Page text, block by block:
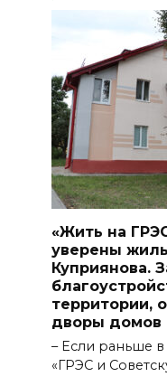
«Жить на
уверены
Куприянова.
территории,
дворы домов
– Если раньше в
«ГРЭС и